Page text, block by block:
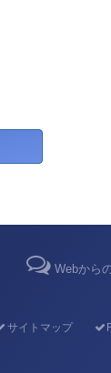
Webから
サイトマップ